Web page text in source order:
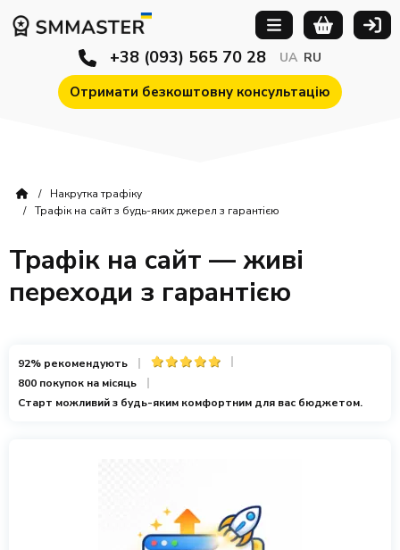
Отримати безкоштовну консультацію
+38 (093) 565 70 28 UA RU
Накрутка трафіку
Трафік на сайт з будь-яких джерел з гарантією
Трафік на сайт — живі
переходи з гарантією
92% рекомендують
800 покупок на місяць
Старт можливий з будь-яким комфортним для вас бюджетом.